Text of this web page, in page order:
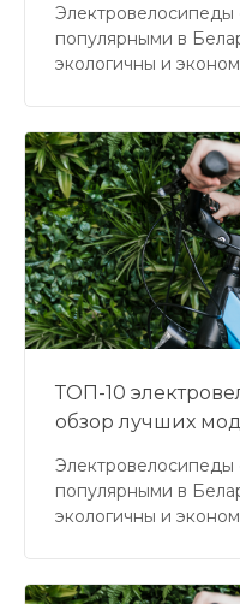
Электровелосипеды
популярными в
экологичны и
этой статье мы
сравним их
модель подойдет
ТОП-10
обзор лучших
Электровелосипеды
популярными в
экологичны и
этой статье мы